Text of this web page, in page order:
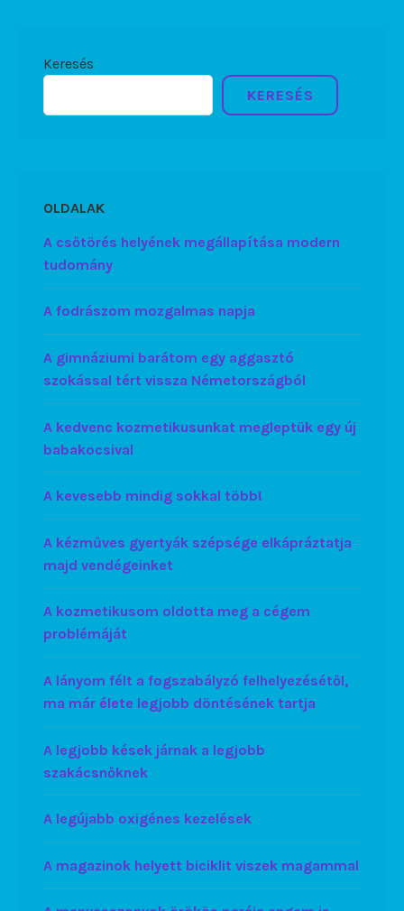
Keresés
KERESÉS
OLDALAK
A csőtörés helyének megállapítása modern
tudomány
A fodrászom mozgalmas napja
A gimnáziumi barátom egy aggasztó
szokással tért vissza Németországból
A kedvenc kozmetikusunkat megleptük egy új
babakocsival
A kevesebb mindig sokkal több!
A kézműves gyertyák szépsége elkápráztatja
majd vendégeinket
A kozmetikusom oldotta meg a cégem
problémáját
A lányom félt a fogszabályzó felhelyezésétől,
ma már élete legjobb döntésének tartja
A legjobb kések járnak a legjobb
szakácsnőknek
A legújabb oxigénes kezelések
A magazinok helyett biciklit viszek magammal